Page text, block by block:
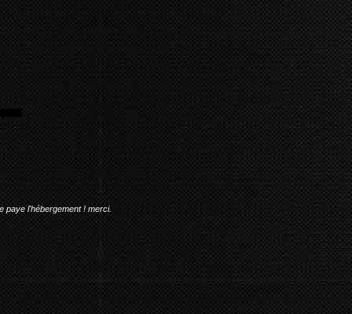
paye l'hébergement ! merci.